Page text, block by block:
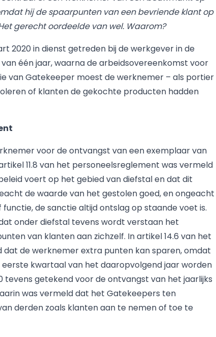
hij de spaarpunten van een bevriende klant op
gerecht oordeelde van wel. Waarom?
2020 in dienst getreden bij de werkgever in de
één jaar, waarna de arbeidsovereenkomst voor
van Gatekeeper moest de werknemer – als portier
of klanten de gekochte producten hadden
voor de ontvangst van een exemplaar van
11.8 van het personeelsreglement was vermeld
voert op het gebied van diefstal en dat dit
de waarde van het gestolen goed, en ongeacht
de sanctie altijd ontslag op staande voet is.
onder diefstal tevens wordt verstaan het
van klanten aan zichzelf. In artikel 14.6 van het
dat de werknemer extra punten kan sparen, omdat
kwartaal van het daaropvolgend jaar worden
tevens getekend voor de ontvangst van het jaarlijks
was vermeld dat het Gatekeepers ten
derden zoals klanten aan te nemen of toe te